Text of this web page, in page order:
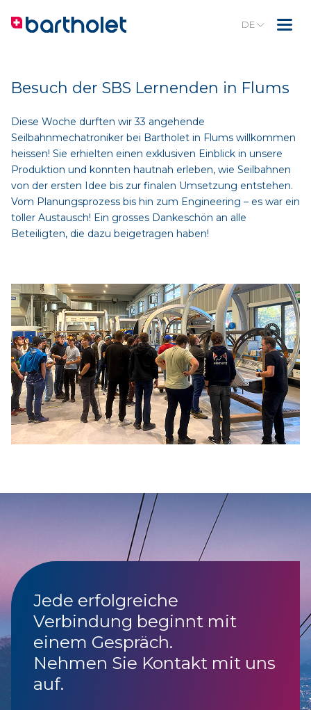
DE
Besuch der SBS Lernenden in Flums
Diese Woche durften wir 33 angehende
Seilbahnmechatroniker bei Bartholet in Flums willkommen
heissen! Sie erhielten einen exklusiven Einblick in unsere
Produktion und konnten hautnah erleben, wie Seilbahnen
von der ersten Idee bis zur finalen Umsetzung entstehen.
Vom Planungsprozess bis hin zum Engineering – es war ein
toller Austausch! Ein grosses Dankeschön an alle
Beteiligten, die dazu beigetragen haben!
Jede erfolgreiche
Verbindung beginnt mit
einem Gespräch.
Nehmen Sie Kontakt mit uns
auf.